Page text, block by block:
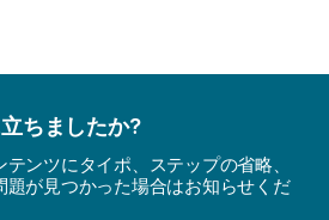
ちましたか?
ンツにタイポ、ステップの省略、
題が見つかった場合はお知らせくだ